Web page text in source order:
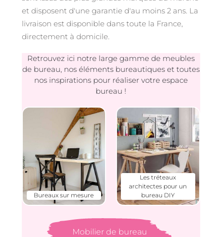
et disposent d'une garantie d'au moins 2 ans. La
livraison est disponible dans toute la France,
directement à domicile.
Bureaux sur mesure
Retrouvez ici notre large gamme de meubles
de bureau, nos éléments bureautiques et toutes
nos inspirations pour réaliser votre espace
bureau !
Mobilier de bureau
Les tréteaux
architectes pour un
bureau DIY